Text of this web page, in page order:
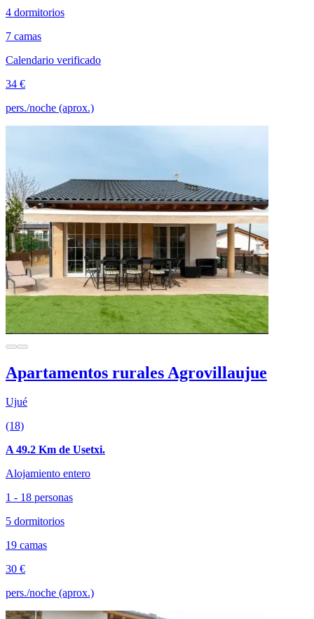
4 dormitorios
7 camas
Calendario verificado
34 €
pers./noche (aprox.)
Apartamentos rurales Agrovillaujue
Ujué
(18)
A 49.2 Km de Usetxi.
Alojamiento entero
1 - 18 personas
5 dormitorios
19 camas
30 €
pers./noche (aprox.)